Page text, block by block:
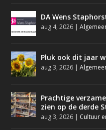
DA Wens
aug 4, 2026 |
Pluk ook dit jaar
aug 3, 2026 |
Prachtige
zien op de derde
aug 3, 2026 | Cultuur